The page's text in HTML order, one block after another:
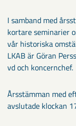
I samband med
kortare seminarier
vår historiska
LKAB är Göran
vd och koncernchef.
Årsstämman med
avslutade klockan